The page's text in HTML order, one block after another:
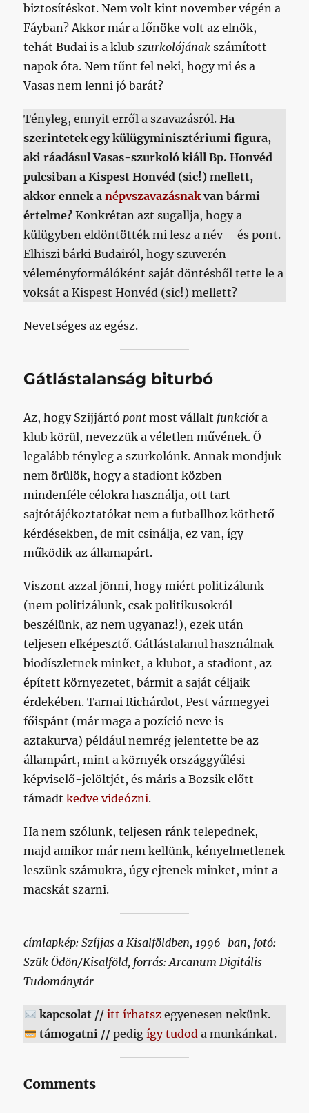
biztosítéskot. Nem volt kint november végén a
Fáyban? Akkor már a főnöke volt az elnök,
tehát Budai is a klubszurkolójának számított
napok óta. Nem tűnt fel neki, hogy mi és a
Vasas nem lenni jó barát?
Tényleg, ennyit erről a szavazásról.Ha
szerintetek egy külügyminisztériumi figura,
aki ráadásul Vasas-szurkoló kiáll Bp. Honvéd
pulcsiban a Kispest Honvéd (sic!) mellett,
akkor ennek anépvszavazásnakvan bármi
értelme?Konkrétan azt sugallja, hogy a
külügyben eldöntötték mi lesz a név – és pont.
Elhiszi bárki Budairól, hogy szuverén
véleményformálóként saját döntésből tette le a
voksát a Kispest Honvéd (sic!) mellett?
Nevetséges az egész.
Gátlástalanság biturbó
Az, hogy Szijjártópont most vállalt funkciót a
klub körül, nevezzük a véletlen művének. Ő
legalább tényleg a szurkolónk. Annak mondjuk
nem örülök, hogy a stadiont közben
mindenféle célokra használja, ott tart
sajtótájékoztatókat nem a futballhoz köthető
kérdésekben, de mit csinálja, ez van, így
működik az államapárt.
Viszont azzal jönni, hogy miért politizálunk
(nem politizálunk, csak politikusokról
beszélünk, az nem ugyanaz!), ezek után
teljesen elképesztő. Gátlástalanul használnak
biodíszletnek minket, a klubot, a stadiont, az
épített környezetet, bármit a saját céljaik
érdekében. Tarnai Richárdot, Pest vármegyei
főispánt (már maga a pozíció neve is
aztakurva) például nemrég jelentette be az
állampárt, mint a környék országgyűlési
képviselő-jelöltjét, és máris a Bozsik előtt
támadtkedve videózni.
Ha nem szólunk, teljesen ránk telepednek,
majd amikor már nem kellünk, kényelmetlenek
leszünk számukra, úgy ejtenek minket, mint a
macskát szarni.
címlapkép: Szíjjas a Kisalföldben, 1996-ban, fotó:
Szük Ödön/Kisalföld, forrás: Arcanum Digitális
Tudománytár
kapcsolat // itt írhatszegyenesen nekünk.
támogatni //pedig így tudoda munkánkat.
Comments